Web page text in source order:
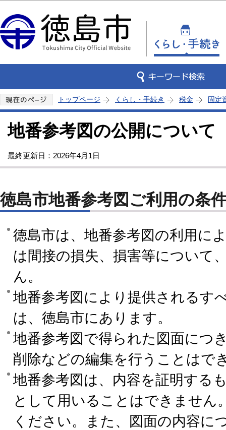
トップページ くらし・手続き 税金 固定
地番参考図の公開について
最終更新日：2026年4月1日
徳島市地番参考図ご利用の条
徳島市は、地番参考図の利用に
は間接の損失、損害等について
ん。
地番参考図により提供されるす
は、徳島市にあります。
地番参考図で得られた図面につ
削除などの編集を行うことはで
地番参考図は、内容を証明する
として用いることはできません
ください。また、図面の内容に